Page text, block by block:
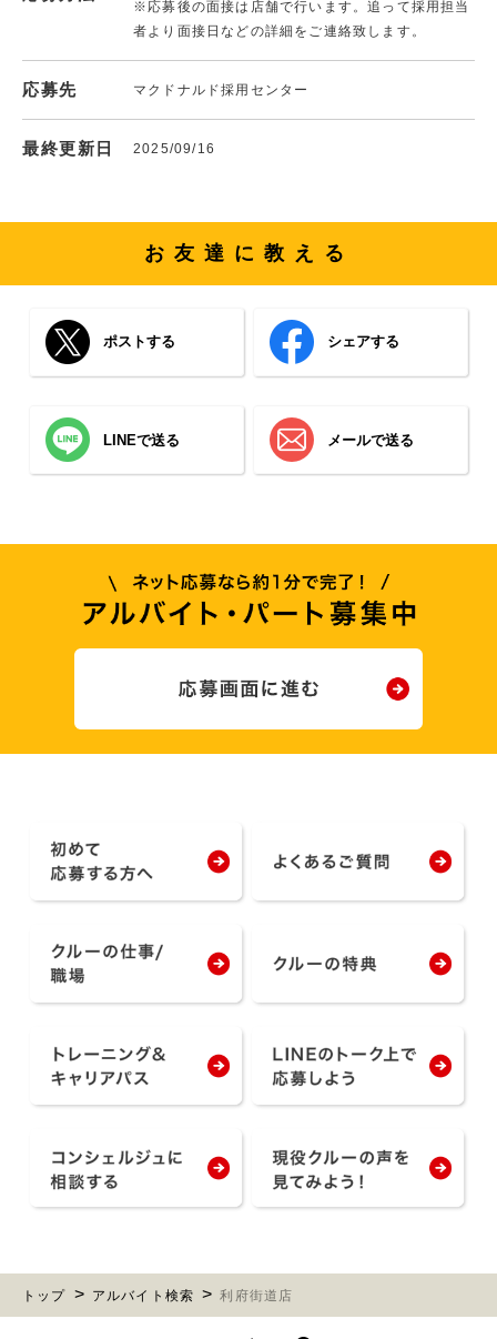
※応募後の面接は店舗で行います。追って採用担当
者より面接日などの詳細をご連絡致します。
応募先 マクドナルド採用センター
最終更新日 2025/09/16
お友達に教える
ポストする シェアする
LINEで送る メールで送る
トップ アルバイト検索 利府街道店